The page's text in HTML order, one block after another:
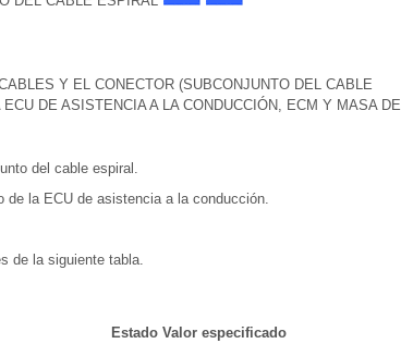
Y EL CONECTOR (SUBCONJUNTO DEL CABLE
DE ASISTENCIA A LA CONDUCCIÓN, ECM Y MASA DE
del cable espiral.
de la ECU de asistencia a la conducción.
de la siguiente tabla.
Estado Valor especificado